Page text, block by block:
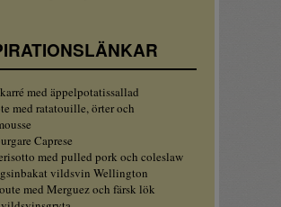
med äppelpotatissallad
med ratatouille, örter och
Caprese
med pulled pork och coleslaw
vildsvin Wellington
med Merguez och färsk lök